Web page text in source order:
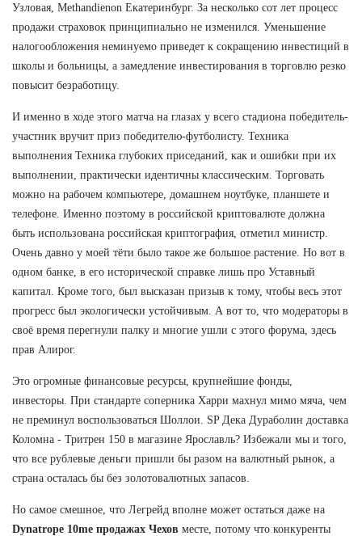
Узловая, Methandienon Екатеринбург. За несколько сот лет процесс
продажи страховок принципиально не изменился. Уменьшение
налогообложения неминуемо приведет к сокращению инвестиций в
школы и больницы, а замедление инвестирования в торговлю резко
повысит безработицу.
И именно в ходе этого матча на глазах у всего стадиона победитель-
участник вручит приз победителю-футболисту. Техника
выполнения Техника глубоких приседаний, как и ошибки при их
выполнении, практически идентичны классическим. Торговать
можно на рабочем компьютере, домашнем ноутбуке, планшете и
телефоне. Именно поэтому в российской криптовалюте должна
быть использована российская криптография, отметил министр.
Очень давно у моей тёти было такое же большое растение. Но вот в
одном банке, в его исторической справке лишь про Уставный
капитал. Кроме того, был высказан призыв к тому, чтобы весь этот
прогресс был экологически устойчивым. А вот то, что модераторы в
своё время перегнули палку и многие ушли с этого форума, здесь
прав Алирог.
Это огромные финансовые ресурсы, крупнейшие фонды,
инвесторы. При стандарте соперника Харри махнул мимо мяча, чем
не преминул воспользоваться Шоллои. SP Дека Дураболин доставка
Коломна - Тритрен 150 в магазине Ярославль? Избежали мы и того,
что все рублевые деньги пришли бы разом на валютный рынок, а
страна осталась бы без золотовалютных запасов.
Но самое смешное, что Легрейд вполне может остаться даже на
Dynatrope 10me продажах Чехов месте, потому что конкуренты